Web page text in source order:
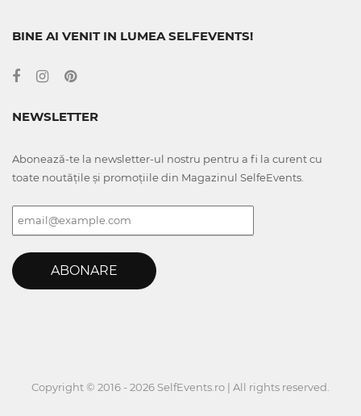
BINE AI VENIT IN LUMEA SELFEVENTS!
NEWSLETTER
Abonează-te la newsletter-ul nostru pentru a fi la curent cu
toate noutățile și promoțiile din Magazinul SelfeEvents.
ABONARE
Copyright © 2016 - 2026 SelfEvents.ro | All rights reserved.